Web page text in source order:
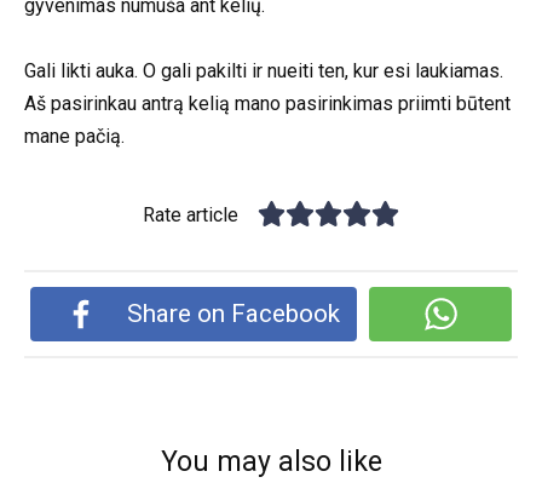
gyvenimas numuša ant kelių.
Gali likti auka. O gali pakilti ir nueiti ten, kur esi laukiamas.
Aš pasirinkau antrą kelią mano pasirinkimas priimti būtent
mane pačią.
Rate article
Share on Facebook
You may also like